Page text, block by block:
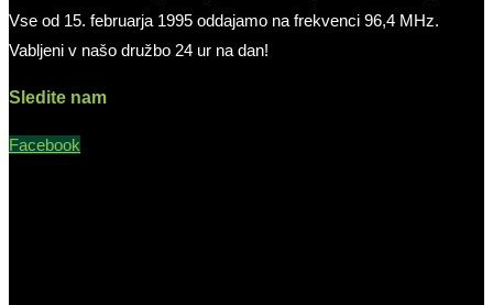
Vse od 15. februarja 1995 oddajamo na frekvenci 96,4 MHz.
Vabljeni v našo družbo 24 ur na dan!
Sledite nam
Facebook